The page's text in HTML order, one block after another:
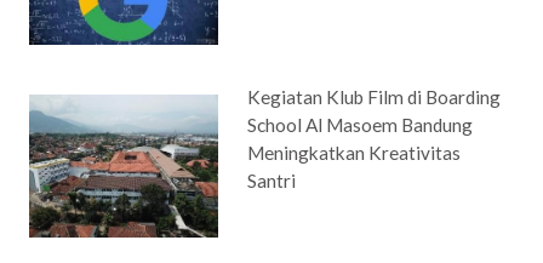
Kegiatan Klub Film di Boarding
School Al Masoem Bandung
Meningkatkan Kreativitas
Santri